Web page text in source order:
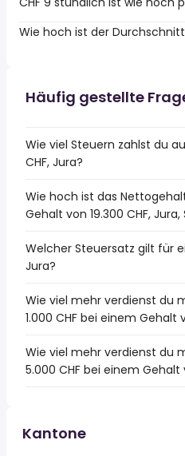
Wie hoch ist der
Häufig gestellte
Wie viel Steuern zahlst du
CHF, Jura?
Wie hoch ist das
Gehalt von 19.300 CHF, Jura,
Welcher Steuersatz gilt für
Jura?
Wie viel mehr verdienst du
1.000 CHF bei einem Gehalt
Wie viel mehr verdienst du
5.000 CHF bei einem Gehalt
Kantone